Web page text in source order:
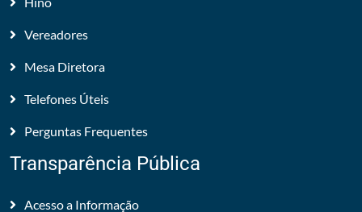
Vereadores
Mesa Diretora
Telefones Úteis
Perguntas Frequentes
Transparência Pública
Acesso a Informação